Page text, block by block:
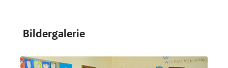
Bildergalerie